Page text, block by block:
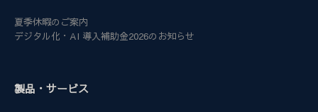
夏季休暇のご案内
デジタル化・AI 導入補助金2026のお知らせ
製品・サービス